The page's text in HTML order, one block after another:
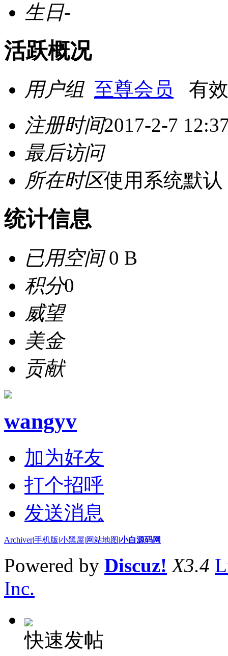
生日-
活跃概况
用户组 至尊会员
有
注册时间2017-2-7
最后访问
所在时区使用系统默认
统计信息
已用空间0 B
积分0
威望
美金
贡献
wangyv
加为好友
打个招呼
发送消息
Archiver|手机版|小黑屋|网站地图|小白源码网
Powered by Discuz! X3.4
Inc.
快速发帖